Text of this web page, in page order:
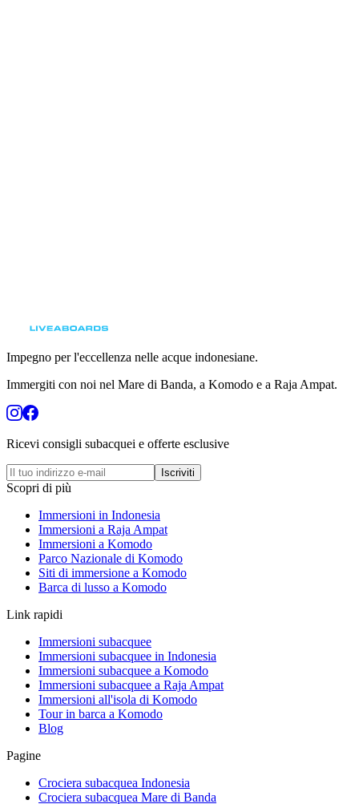
Impegno per l'eccellenza nelle acque indonesiane.
Immergiti con noi nel Mare di Banda, a Komodo e a Raja Ampat.
Ricevi consigli subacquei e offerte esclusive
Iscriviti
Scopri di più
Immersioni in Indonesia
Immersioni a Raja Ampat
Immersioni a Komodo
Parco Nazionale di Komodo
Siti di immersione a Komodo
Barca di lusso a Komodo
Link rapidi
Immersioni subacquee
Immersioni subacquee in Indonesia
Immersioni subacquee a Komodo
Immersioni subacquee a Raja Ampat
Immersioni all'isola di Komodo
Tour in barca a Komodo
Blog
Pagine
Crociera subacquea Indonesia
Crociera subacquea Mare di Banda